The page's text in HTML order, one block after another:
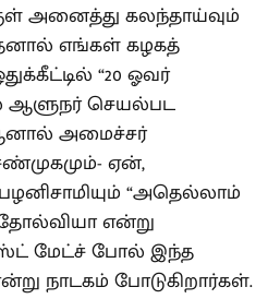
அனைத்து கலந்தாய்வும்
அதனால் எங்கள் கழகத்
“20 ஓவர்
ஆளுநர் செயல்பட
அமைச்சர்
ஏன்,
“அதெல்லாம்
என்று
மேட்ச் போல் இந்த
நாடகம் போடுகிறார்கள்.